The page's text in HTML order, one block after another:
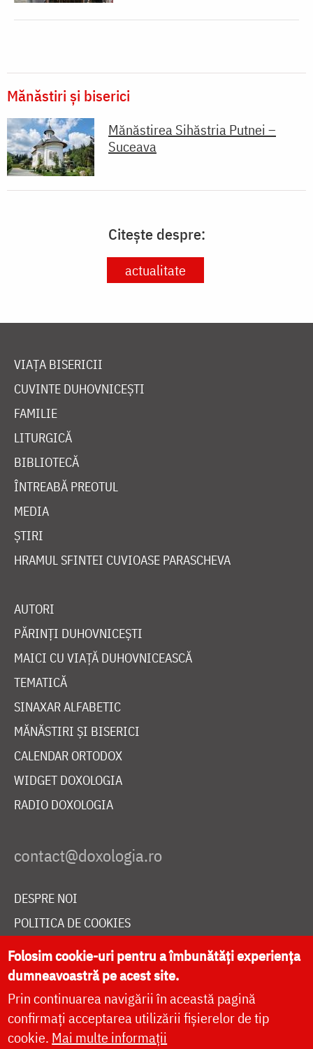
Mănăstiri și biserici
Mănăstirea Sihăstria Putnei –
Suceava
Citește despre:
actualitate
VIAȚA BISERICII
CUVINTE DUHOVNICEȘTI
FAMILIE
LITURGICĂ
BIBLIOTECĂ
ÎNTREABĂ PREOTUL
MEDIA
ȘTIRI
HRAMUL SFINTEI CUVIOASE PARASCHEVA
AUTORI
PĂRINȚI DUHOVNICEȘTI
MAICI CU VIAȚĂ DUHOVNICEASCĂ
TEMATICĂ
SINAXAR ALFABETIC
MĂNĂSTIRI ȘI BISERICI
CALENDAR ORTODOX
WIDGET DOXOLOGIA
RADIO DOXOLOGIA
DESPRE NOI
POLITICA DE COOKIES
DONEAZĂ ONLINE PENTRU CATEDRALA NAȚIONALĂ
LIVE
Folosim cookie-uri pentru a îmbunătăți experiența
dumneavoastră pe acest site.
Prin continuarea navigării în această pagină
confirmați acceptarea utilizării fișierelor de tip
cookie. Mai multe informații